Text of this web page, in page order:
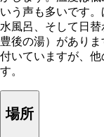
いう声も多いです。
水風呂、そして日
豊後の湯）があり
付いていますが、
す。
場所